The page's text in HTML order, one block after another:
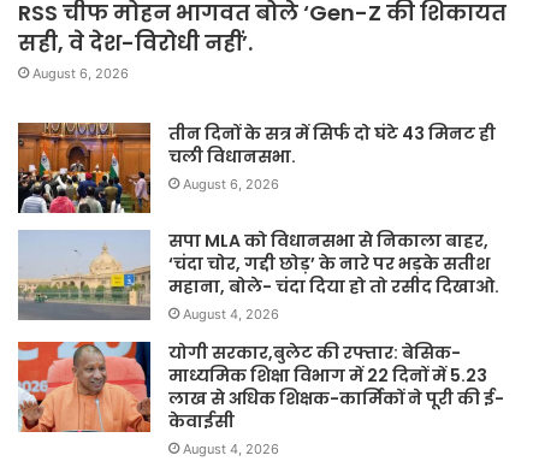
RSS चीफ मोहन भागवत बोले ‘Gen-Z की शिकायत
सही, वे देश-विरोधी नहीं’.
August 6, 2026
तीन दिनों के सत्र में सिर्फ दो घंटे 43 मिनट ही
चली विधानसभा.
August 6, 2026
सपा MLA को विधानसभा से निकाला बाहर,
‘चंदा चोर, गद्दी छोड़’ के नारे पर भड़के सतीश
महाना, बोले- चंदा दिया हो तो रसीद दिखाओ.
August 4, 2026
योगी सरकार,बुलेट की रफ्तार: बेसिक-
माध्यमिक शिक्षा विभाग में 22 दिनों में 5.23
लाख से अधिक शिक्षक-कार्मिकों ने पूरी की ई-
केवाईसी
August 4, 2026